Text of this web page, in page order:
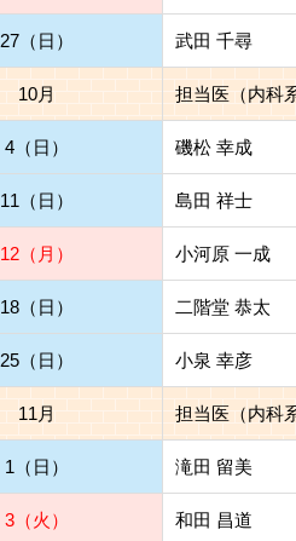
27（日） 武田 千尋
10月 担当医（内科
4（日） 磯松 幸成
11（日） 島田 祥士
12（月） 小河原 一成
18（日） 二階堂 恭太
25（日） 小泉 幸彦
11月 担当医（内科
1（日） 滝田 留美
3（火） 和田 昌道